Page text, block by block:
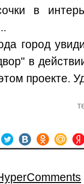
в
город
в
проекте.